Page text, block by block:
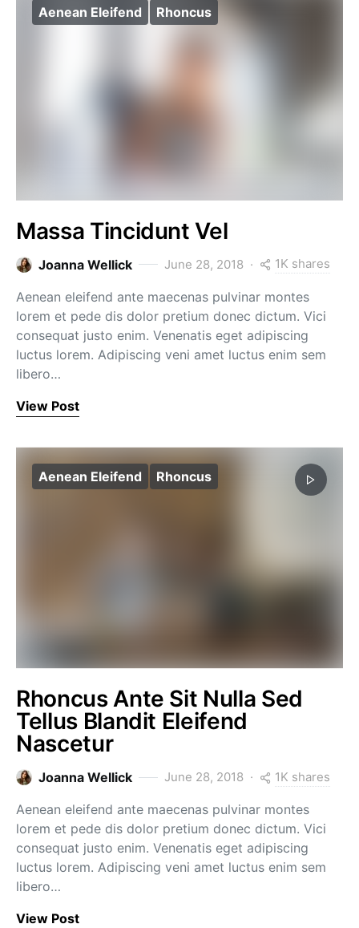
Aenean Eleifend Rhoncus
Massa Tincidunt Vel
Joanna Wellick June 28, 2018 1K shares
Aenean eleifend ante maecenas pulvinar montes
lorem et pede dis dolor pretium donec dictum. Vici
consequat justo enim. Venenatis eget adipiscing
luctus lorem. Adipiscing veni amet luctus enim sem
libero…
View Post
Aenean Eleifend Rhoncus
Rhoncus Ante Sit Nulla Sed
Tellus Blandit Eleifend
Nascetur
Joanna Wellick June 28, 2018 1K shares
Aenean eleifend ante maecenas pulvinar montes
lorem et pede dis dolor pretium donec dictum. Vici
consequat justo enim. Venenatis eget adipiscing
luctus lorem. Adipiscing veni amet luctus enim sem
libero…
View Post